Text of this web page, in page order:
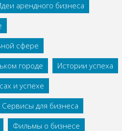
арендного бизнеса
сфере
городе
Истории успеха
и успехе
Сервисы для бизнеса
Фильмы о бизнесе